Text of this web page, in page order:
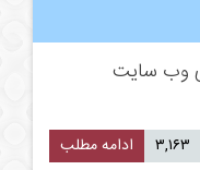
وب سایت
ادامه مطلب ۳,۱۶۳